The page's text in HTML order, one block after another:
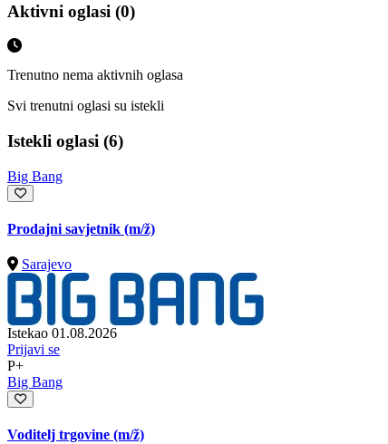
Aktivni oglasi (0)
Trenutno nema aktivnih oglasa
Svi trenutni oglasi su istekli
Istekli oglasi (6)
Big Bang
Prodajni savjetnik (m/ž)
Sarajevo
Istekao 01.08.2026
Prijavi se
P+
Big Bang
Voditelj trgovine (m/ž)